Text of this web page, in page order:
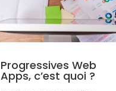
Progressives Web
Apps, c’est quoi ?